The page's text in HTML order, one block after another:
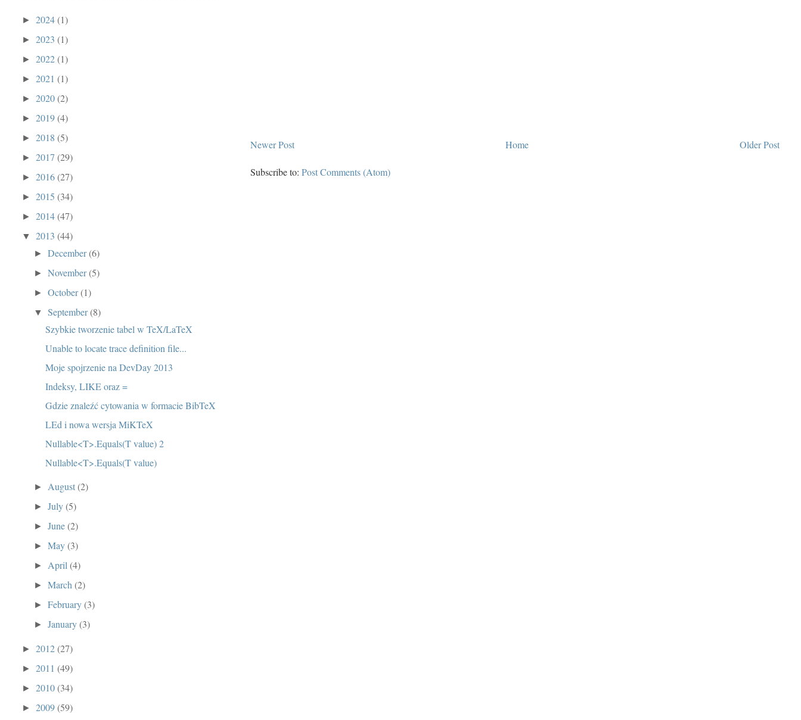
Newer Post Older Post
Home
Subscribe to:Post Comments (Atom)
►2024(1)
►2023(1)
►2022(1)
►2021(1)
►2020(2)
►2019(4)
►2018(5)
►2017(29)
►2016(27)
►2015(34)
►2014(47)
▼2013(44)
► December(6)
► November(5)
► October(1)
▼ September(8)
Szybkie tworzenie tabel w TeX/LaTeX
Unable to locate trace definition file...
Moje spojrzenie na DevDay 2013
Indeksy, LIKE oraz =
Gdzie znaleźć cytowania w formacie BibTeX
LEd i nowa wersja MiKTeX
Nullable<T>.Equals(T value) 2
Nullable<T>.Equals(T value)
► August(2)
► July(5)
► June(2)
► May(3)
► April(4)
► March(2)
► February(3)
► January(3)
►2012(27)
►2011(49)
►2010(34)
►2009(59)